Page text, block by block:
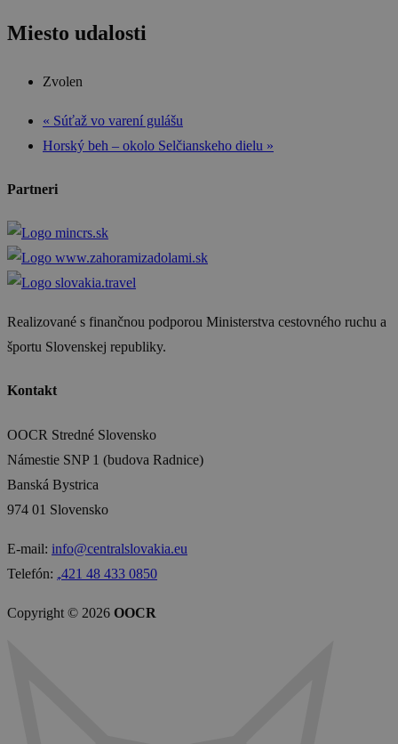
Miesto udalosti
Zvolen
« Súťaž vo varení gulášu
Horský beh – okolo Selčianskeho dielu »
Partneri
Realizované s finančnou podporou Ministerstva cestovného ruchu a
športu Slovenskej republiky.
Kontakt
OOCR Stredné Slovensko
Námestie SNP 1 (budova Radnice)
Banská Bystrica
974 01 Slovensko
E-mail: info@centralslovakia.eu
Telefón: ₊421 48 433 0850
Copyright © 2026 OOCR